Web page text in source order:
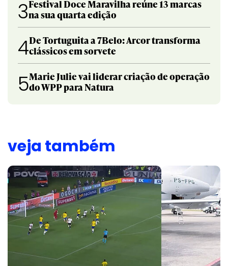
3Festival Doce Maravilha reúne 13 marcas
na sua quarta edição
4De Tortuguita a 7Belo: Arcor transforma
clássicos em sorvete
5Marie Julie vai liderar criação de operação
do WPP para Natura
veja também